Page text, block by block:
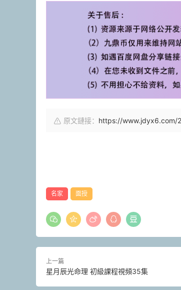
原文鏈接： https://www.jdyx6.com/
名家 面授
上一篇
星月辰光命理 初級課程視頻35集